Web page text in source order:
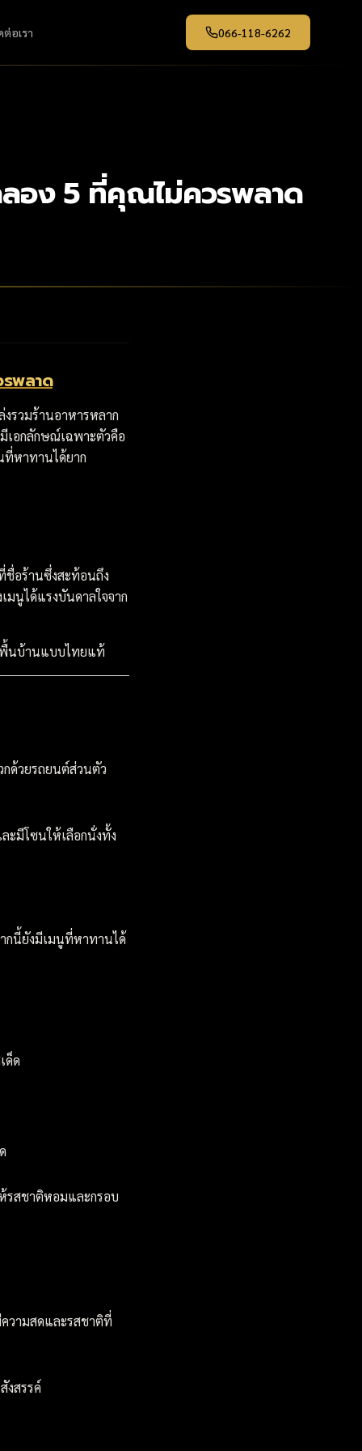
อเรา 066-118-6262
ลอง 5 ที่คุณไม่ควรพลาด
รพลาด
รวมร้านอาหารหลาก
เอกลักษณ์เฉพาะตัวคือ
หาทานได้ยาก
ชื่อร้านซึ่งสะท้อนถึง
นูได้แรงบันดาลใจจาก
พื้นบ้านแบบไทยแท้
กด้วยรถยนต์ส่วนตัว
ะมีโซนให้เลือกนั่งทั้ง
กนี้ยังมีเมนูที่หาทานได้
ด็ด
รสชาติหอมและกรอบ
วามสดและรสชาติที่
งสรรค์